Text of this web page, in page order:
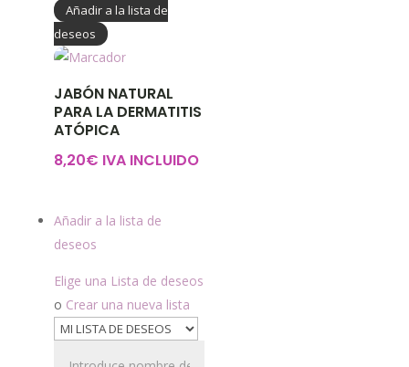
Añadir a la lista de
deseos
JABÓN NATURAL
PARA LA DERMATITIS
ATÓPICA
8,20€ IVA INCLUIDO
Añadir a la lista de
deseos
Elige una Lista de deseos
o Crear una nueva lista